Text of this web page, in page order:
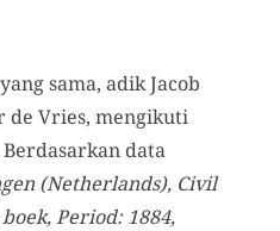
sama, adik Jacob
de Vries, mengikuti
data
(Netherlands), Civil
Period: 1884,